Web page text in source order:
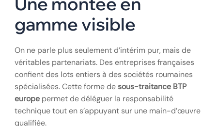
La Roumanie est devenue l’un des piliers de la
construction européenne. Ses entreprises ne se
contentent plus d’exporter des ouvriers individuels,
mais proposent désormais des solutions de sous-
traitance globale.
Une montée en
gamme visible